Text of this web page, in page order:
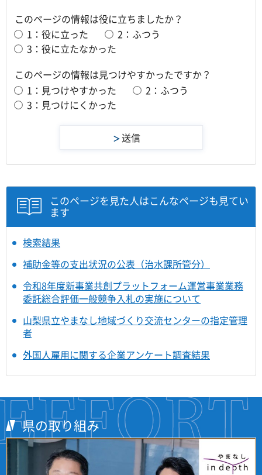
このページの情報は役に立ちましたか？
1：役に立った
2：ふつう
3：役に立たなかった
このページの情報は見つけやすかったですか？
1：見つけやすかった
2：ふつう
3：見つけにくかった
このページを見た人はこんなページも見てい
ます
検索結果
補助金等の支出状況の公表（治水課所管分）
令和8年度新事業共創プラットフォーム運営事業業務
委託総合評価一般競争入札の実施について
山梨県立やまなし地域づくり交流センターの指定管理
者
外国人雇用に関する企業アンケート調査結果
県の取り組み